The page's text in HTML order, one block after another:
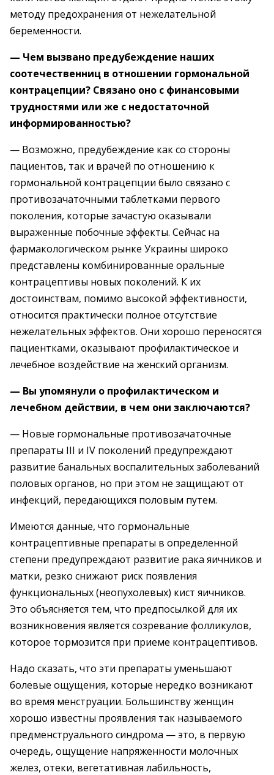
методу предохранения от нежелательной
беременности.
— Чем вызвано предубеждение наших
соотечественниц в отношении гормональной
контрацепции? Связано оно с финансовыми
трудностями или же с недостаточной
информированностью?
— Возможно, предубеждение как со стороны
пациентов, так и врачей по отношению к
гормональной контрацепции было связано с
противозачаточными таблетками первого
поколения, которые зачастую оказывали
выраженные побочные эффекты. Сейчас на
фармакологическом рынке Украины широко
представлены комбинированные оральные
контрацептивы новых поколений. К их
достоинствам, помимо высокой эффективности,
относится практически полное отсутствие
нежелательных эффектов. Они хорошо переносятся
пациентками, оказывают профилактическое и
лечебное воздействие на женский организм.
— Вы упомянули о профилактическом и
лечебном действии, в чем они заключаются?
— Новые гормональные противозачаточные
препараты III и IV поколений предупреждают
развитие банальных воспалительных заболеваний
половых органов, но при этом не защищают от
инфекций, передающихся половым путем.
Имеются данные, что гормональные
контрацептивные препараты в определенной
степени предупреждают развитие рака яичников и
матки, резко снижают риск появления
функциональных (неопухолевых) кист яичников.
Это объясняется тем, что предпосылкой для их
возникновения является созревание фолликулов,
которое тормозится при приеме контрацептивов.
Надо сказать, что эти препараты уменьшают
болевые ощущения, которые нередко возникают
во время менструации. Большинству женщин
хорошо известны проявления так называемого
предменструального синдрома — это, в первую
очередь, ощущение напряженности молочных
желез, отеки, вегетативная лабильность,